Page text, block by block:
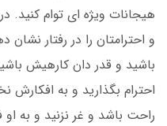
هیجانات ویژه ای توام
و احترامتان را در رفتار
باشید و قدر دان کارهیش
احترام بگذارید و به افکارش
راحت باشد و غر نزنید و به